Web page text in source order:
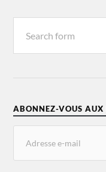
ABONNEZ-VOUS AUX